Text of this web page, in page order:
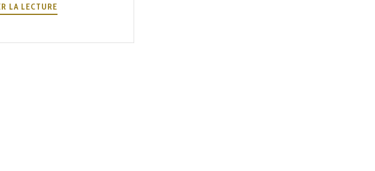
LA LECTURELE